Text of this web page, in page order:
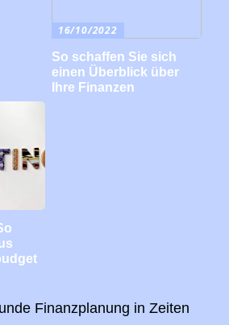
16/10/2022
So schaffen Sie sich
einen Überblick über
Ihre Finanzen
Finanzplanung in Zeiten